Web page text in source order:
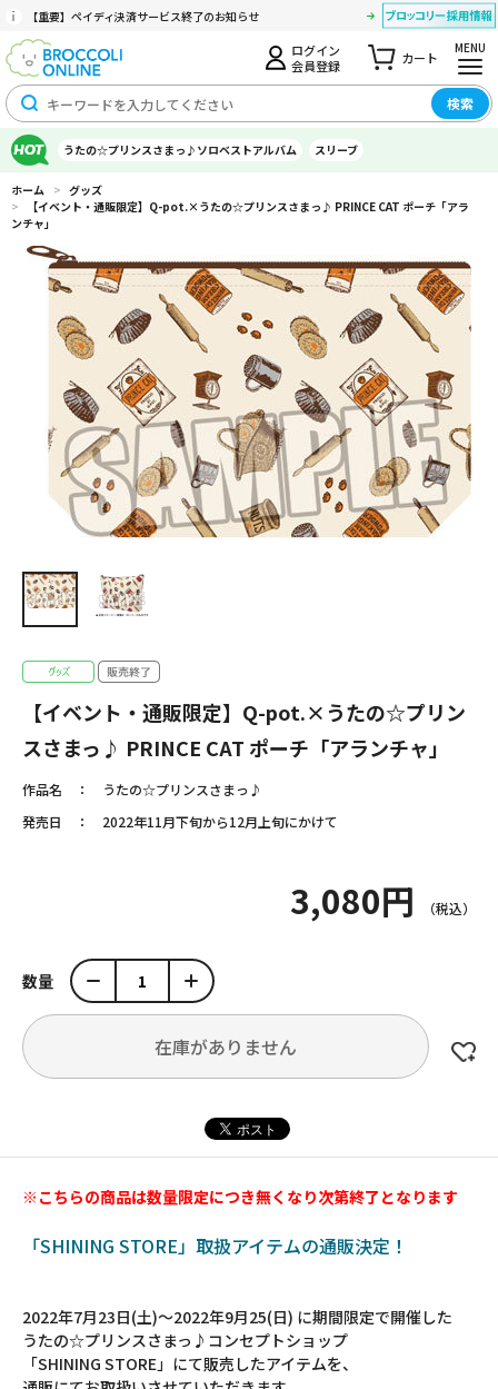
【重要】ペイディ決済サービス終了のお知らせ
ログイン
会員登録
カート
MENU
検索
うたの☆プリンスさまっ♪ソロベストアルバム スリーブ
ホーム > グッズ
>
【イベント・通販限定】Q-pot.×うたの☆プリンスさまっ♪ PRINCE CAT ポーチ「アラ
ンチャ」
【イベント・通販限定】Q-pot.×うたの☆プリン
スさまっ♪ PRINCE CAT ポーチ「アランチャ」
作品名
うたの☆プリンスさまっ♪
発売日
2022年11月下旬から12月上旬にかけて
3,080円
数量
在庫がありません
※こちらの商品は数量限定につき無くなり次第終了となります
「SHINING STORE」取扱アイテムの通販決定！
2022年7月23日(土)～2022年9月25(日) に期間限定で開催した
うたの☆プリンスさまっ♪コンセプトショップ
「SHINING STORE」にて販売したアイテムを、